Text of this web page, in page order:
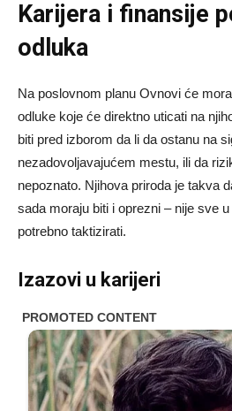
Karijera i finansije
odluka
Na poslovnom planu Ovnovi će
odluke koje će direktno uticati na
biti pred izborom da li da ostanu na
nezadovoljavajućem mestu, ili da
nepoznato. Njihova priroda je takva
sada moraju biti i oprezni – nije sve
potrebno taktizirati.
Izazovi u karijeri